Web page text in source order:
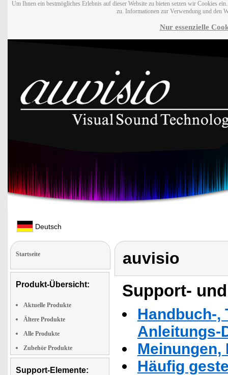
Um Ihnen ein bestmögliches Erlebnis auf dieser Website zu bieten setzen wir Cookies
zu. Informationen zur Verwendung und den
Nur essenzielle
Deutsch
Startseite
Produkt-Übersicht:
Aktuelle Produkte
Ältere Produkte
Alle Produkte
Zubehör Produkte
Support-Elemente:
auvisio
Support-
Handbuch-,
Anleitungs-
Häufig